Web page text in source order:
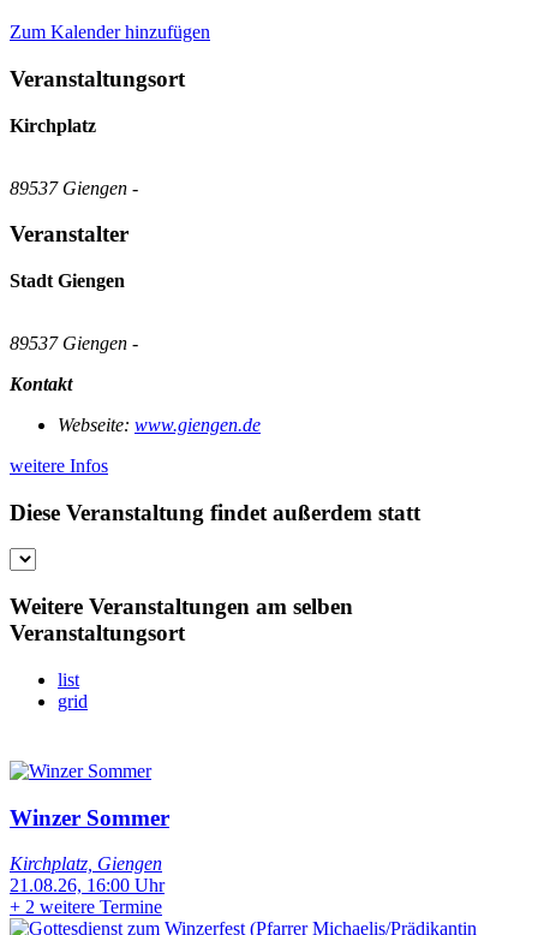
Zum Kalender hinzufügen
Veranstaltungsort
Kirchplatz
89537 Giengen -
Veranstalter
Stadt Giengen
89537 Giengen -
Kontakt
Webseite: www.giengen.de
weitere Infos
Diese Veranstaltung findet außerdem statt
Weitere Veranstaltungen am selben
Veranstaltungsort
list
grid
Winzer Sommer
Kirchplatz, Giengen
21.08.26, 16:00 Uhr
+ 2 weitere Termine